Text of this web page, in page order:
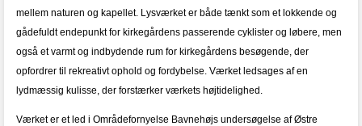
mellem naturen og kapellet. Lysværket er både tænkt som et lokkende og
gådefuldt endepunkt for kirkegårdens passerende cyklister og løbere, men
også et varmt og indbydende rum for kirkegårdens besøgende, der
opfordrer til rekreativt ophold og fordybelse. Værket ledsages af en
lydmæssig kulisse, der forstærker værkets højtidelighed.
Værket er et led i Områdefornyelse Bavnehøjs undersøgelse af Østre